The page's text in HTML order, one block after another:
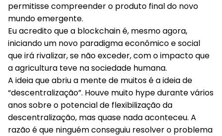
permitisse compreender o produto final do novo
mundo emergente.
Eu acredito que a blockchain é, mesmo agora,
iniciando um novo paradigma econômico e social
que irá rivalizar, se não exceder, com o impacto que
a agricultura teve na sociedade humana.
A ideia que abriu a mente de muitos é a ideia de
“descentralização”. Houve muito hype durante vários
anos sobre o potencial de flexibilização da
descentralização, mas quase nada aconteceu. A
razão é que ninguém conseguiu resolver o problema